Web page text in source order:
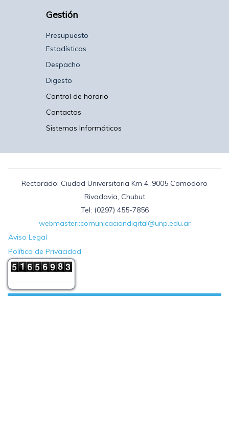
Gestión
Presupuesto
Estadísticas
Despacho
Digesto
Control de horario
Contactos
Sistemas Informáticos
Rectorado: Ciudad Universitaria Km 4, 9005 Comodoro
Rivadavia, Chubut
Tel: (0297) 455-7856
webmaster::comunicaciondigital@unp.edu.ar
Aviso Legal
Política de Privacidad